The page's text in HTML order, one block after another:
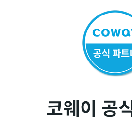
코웨이 공